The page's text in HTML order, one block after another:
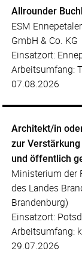
Allrounder
ESM
GmbH & Co. KG
Einsatzort:
Arbeitsumfang:
07.08.2026
Architekt/in
zur
und öffentlich
Ministerium der
des Landes
Brandenburg)
Einsatzort:
Arbeitsumfang:
29.07.2026